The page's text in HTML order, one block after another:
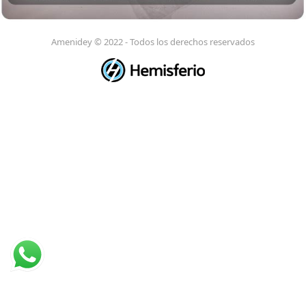
Amenidey © 2022 - Todos los derechos reservados